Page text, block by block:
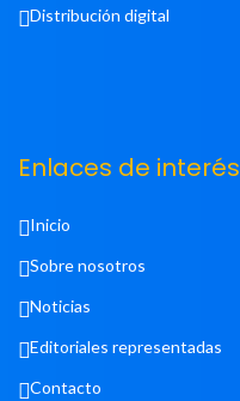
Distribución digital
Enlaces de interés
Inicio
Sobre nosotros
Noticias
Editoriales representadas
Contacto